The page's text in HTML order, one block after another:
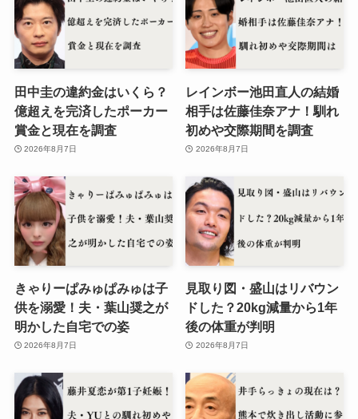
田中圭の違約金はいくら？
億超えを完済したポーカー
賞金と現在を調査
2026年8月7日
レインボー池田直人の結婚
相手は佐藤佳奈アナ！馴れ
初めや交際期間を調査
2026年8月7日
きゃりーぱみゅぱみゅは子
供を溺愛！夫・葉山奨之が
明かした自宅での姿
2026年8月7日
見取り図・盛山はリバウン
ドした？20kg減量から1年
後の体重が判明
2026年8月7日